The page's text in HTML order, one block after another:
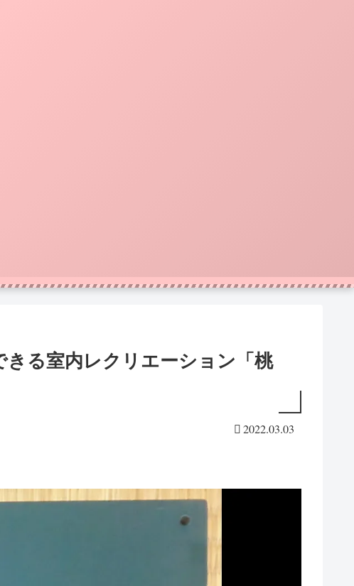
きる室内レクリエーション「桃
2022.03.03